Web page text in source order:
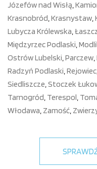
Józefów nad Wisłą,
Krasnobród,Krasnystaw,
Lubycza Królewska,
Międzyrzec Podlaski,
Ostrów Lubelski,Parczew,
Radzyń Podlaski,Rejowiec
Siedliszcze,Stoczek
Tarnogród, Terespol,
Włodawa, Zamość,